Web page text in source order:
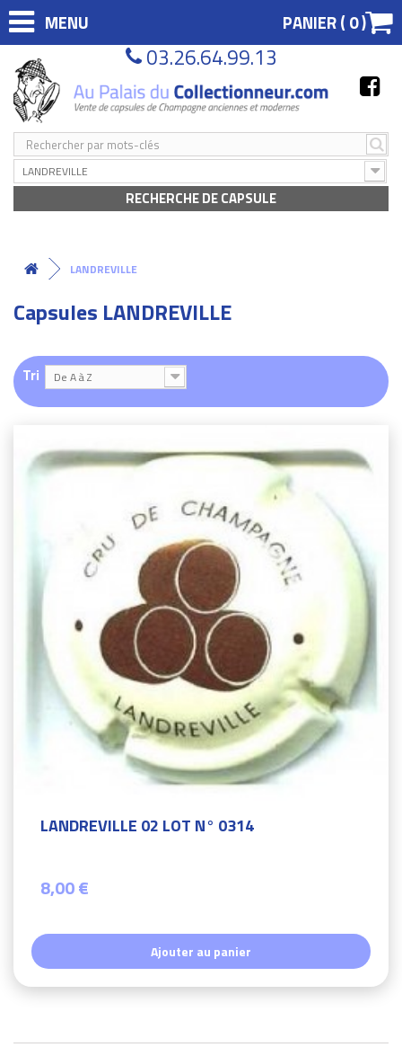
MENU PANIER (0)
03.26.64.99.13
LANDREVILLE
RECHERCHE DE CAPSULE
LANDREVILLE
Capsules LANDREVILLE
Tri De A à Z
LANDREVILLE 02 LOT N° 0314
8,00 €
Ajouter au panier